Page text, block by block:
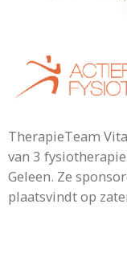
TherapieTeam
van 3
Geleen. Ze
plaatsvindt op